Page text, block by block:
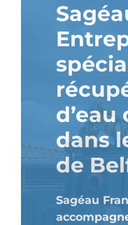
d’eau
dans
de
Sagéau